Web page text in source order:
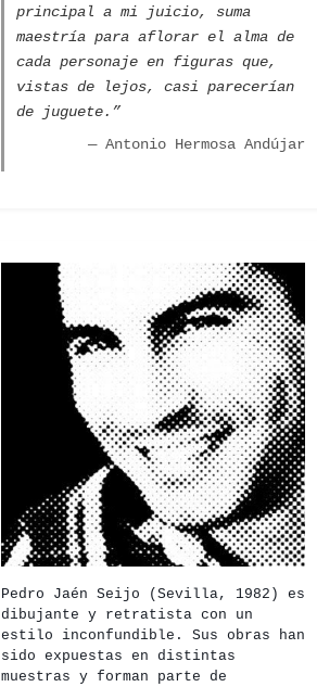
principal a mi juicio, suma
maestría para aflorar el alma de
cada personaje en figuras que,
vistas de lejos, casi parecerían
de juguete.”
— Antonio Hermosa Andújar
Pedro Jaén Seijo (Sevilla, 1982) es
dibujante y retratista con un
estilo inconfundible. Sus obras han
sido expuestas en distintas
muestras y forman parte de